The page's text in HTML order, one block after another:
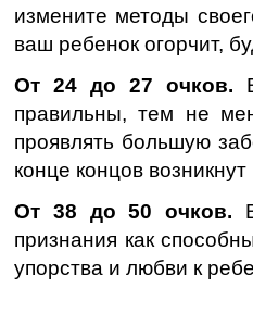
измените методы
ваш ребенок огорчит,
От 24 до 27 очков.
правильны, тем не
проявлять большую
конце концов
От 38 до 50 очков.
признания как
упорства и любви к